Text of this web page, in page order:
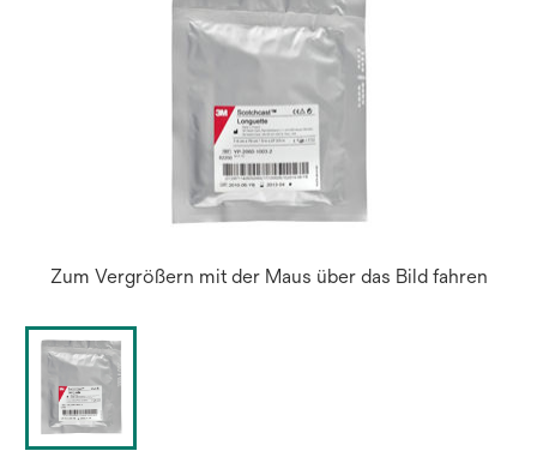
Zum Vergrößern mit der Maus über das Bild fahren